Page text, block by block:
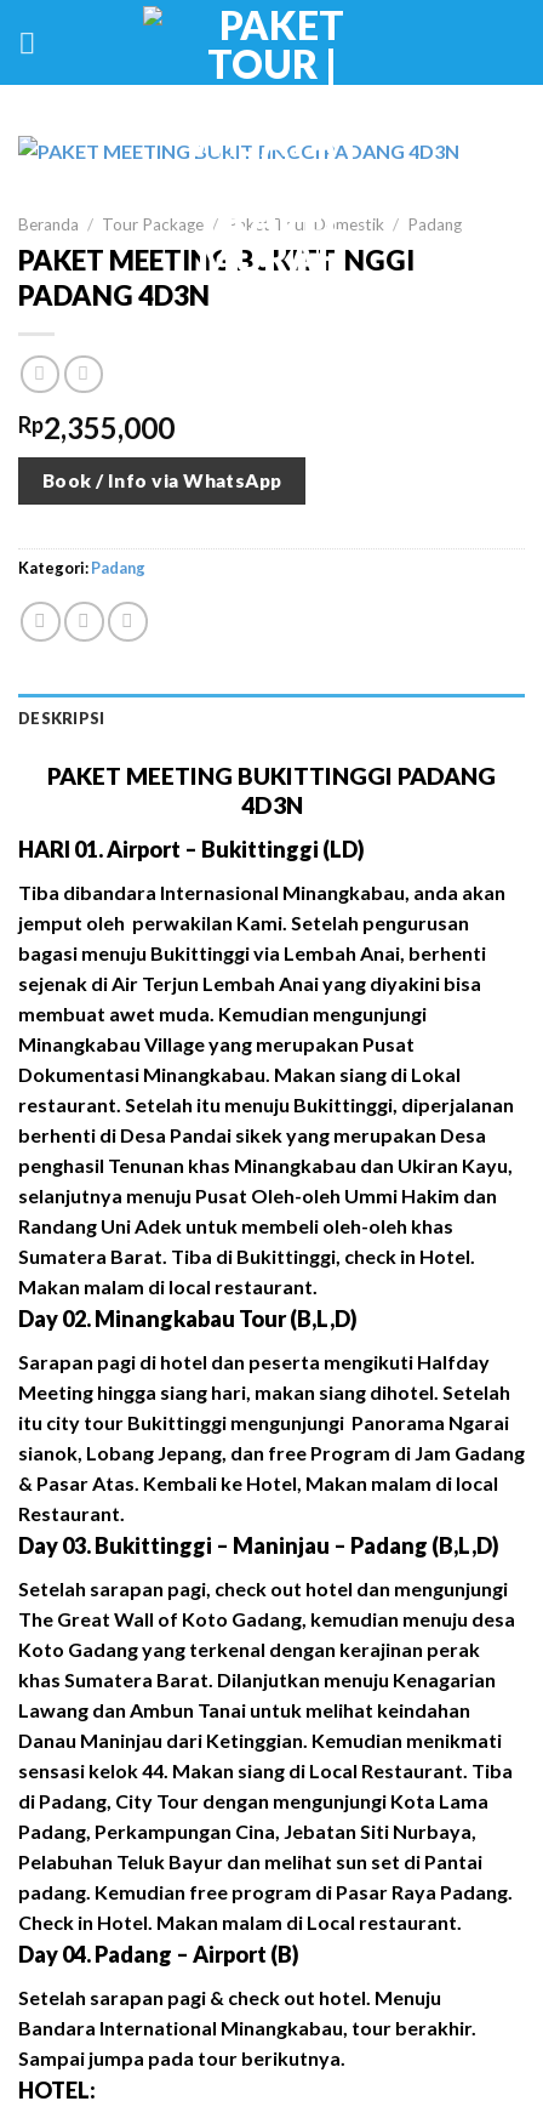
Beranda / Tour Package / Paket Tour Domestik / Padang
PAKET MEETING BUKITTINGGI
PADANG 4D3N
Rp2,355,000
Book / Info via WhatsApp
Kategori:Padang
DESKRIPSI
PAKET MEETING BUKITTINGGI PADANG
4D3N
HARI 01. Airport – Bukittinggi (LD)
Tiba dibandara Internasional Minangkabau, anda akan
jemput oleh perwakilan Kami. Setelah pengurusan
bagasi menuju Bukittinggi via Lembah Anai, berhenti
sejenak di Air Terjun Lembah Anai yang diyakini bisa
membuat awet muda. Kemudian mengunjungi
Minangkabau Village yang merupakan Pusat
Dokumentasi Minangkabau. Makan siang di Lokal
restaurant. Setelah itu menuju Bukittinggi, diperjalanan
berhenti di Desa Pandai sikek yang merupakan Desa
penghasil Tenunan khas Minangkabau dan Ukiran Kayu,
selanjutnya menuju Pusat Oleh-oleh Ummi Hakim dan
Randang Uni Adek untuk membeli oleh-oleh khas
Sumatera Barat. Tiba di Bukittinggi, check in Hotel.
Makan malam di local restaurant.
Day 02. Minangkabau Tour (B,L,D)
Sarapan pagi di hotel dan peserta mengikuti Halfday
Meeting hingga siang hari, makan siang dihotel. Setelah
itu city tour Bukittinggi mengunjungi Panorama Ngarai
sianok, Lobang Jepang, dan free Program di Jam Gadang
& Pasar Atas. Kembali ke Hotel, Makan malam di local
Restaurant.
Day 03. Bukittinggi – Maninjau – Padang (B,L,D)
Setelah sarapan pagi, check out hotel dan mengunjungi
The Great Wall of Koto Gadang, kemudian menuju desa
Koto Gadang yang terkenal dengan kerajinan perak
khas Sumatera Barat. Dilanjutkan menuju Kenagarian
Lawang dan Ambun Tanai untuk melihat keindahan
Danau Maninjau dari Ketinggian. Kemudian menikmati
sensasi kelok 44. Makan siang di Local Restaurant. Tiba
di Padang, City Tour dengan mengunjungi Kota Lama
Padang, Perkampungan Cina, Jebatan Siti Nurbaya,
Pelabuhan Teluk Bayur dan melihat sun set di Pantai
padang. Kemudian free program di Pasar Raya Padang.
Check in Hotel. Makan malam di Local restaurant.
Day 04. Padang – Airport (B)
Setelah sarapan pagi & check out hotel. Menuju
Bandara International Minangkabau, tour berakhir.
Sampai jumpa pada tour berikutnya.
HOTEL: